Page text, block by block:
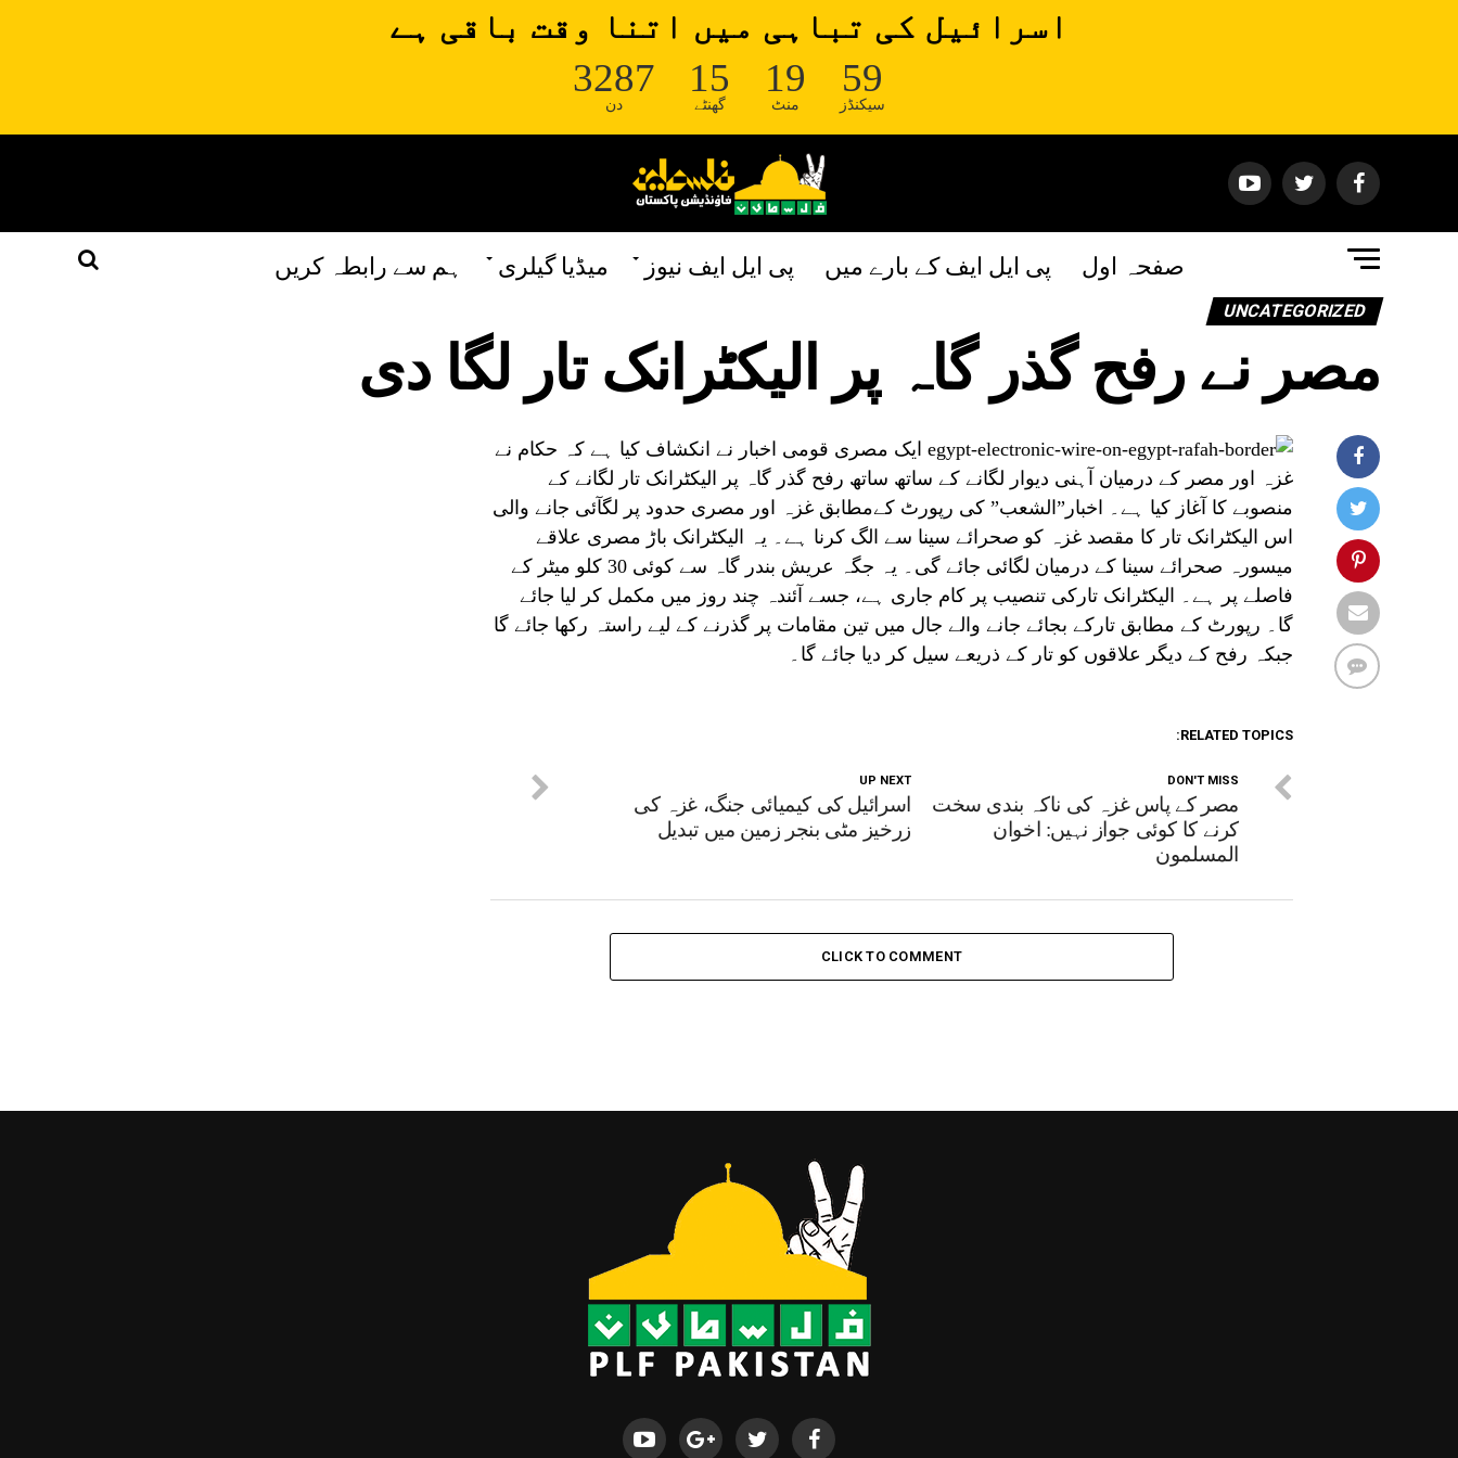
اسرائیل کی تباہی میں اتنا وقت باقی ہے
3287
دن
15
گھنٹے
19
منٹ
58
سیکنڈز
صفحہ اول پی ایل ایف کے بارے میں پی ایل ایف نیوز میڈیا گیلری ہم سے رابطہ کریں
UNCATEGORIZED
مصر نے رفح گذر گاہ پر الیکٹرانک تار لگا دی
ایک مصری قومی اخبار نے انکشاف کیا ہے کہ حکام نے
غزہ اور مصر کے درمیان آہنی دیوار لگانے کے ساتھ ساتھ رفح گذر گاہ پر الیکٹرانک تار لگانے کے
منصوبے کا آغاز کیا ہے۔ اخبار”الشعب” کی رپورٹ کےمطابق غزہ اور مصری حدود پر لگآئی جانے والی
اس الیکٹرانک تار کا مقصد غزہ کو صحرائے سینا سے الگ کرنا ہے۔ یہ الیکٹرانک باڑ مصری علاقے
میسورہ صحرائے سینا کے درمیان لگائی جائے گی۔ یہ جگہ عریش بندر گاہ سے کوئی 30 کلو میٹر کے
فاصلے پر ہے۔ الیکٹرانک تارکی تنصیب پر کام جاری ہے، جسے آئندہ چند روز میں مکمل کر لیا جائے
گا۔ رپورٹ کے مطابق تارکے بجائے جانے والے جال میں تین مقامات پر گذرنے کے لیے راستہ رکھا جائے گا
جبکہ رفح کے دیگر علاقوں کو تار کے ذریعے سیل کر دیا جائے گا۔
RELATED TOPICS:
UP NEXT
اسرائیل کی کیمیائی جنگ، غزہ کی
زرخیز مٹی بنجر زمین میں تبدیل
DON'T MISS
مصر کے پاس غزہ کی ناکہ بندی سخت
کرنے کا کوئی جواز نہیں: اخوان
المسلمون
CLICK TO COMMENT